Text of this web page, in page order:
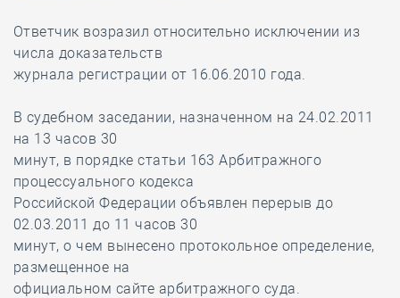
Ответчик возразил относительно исключении из
числа доказательств
журнала регистрации от 16.06.2010 года.
В судебном заседании, назначенном на 24.02.2011
на 13 часов 30
минут, в порядке статьи 163 Арбитражного
процессуального кодекса
Российской Федерации объявлен перерыв до
02.03.2011 до 11 часов 30
минут, о чем вынесено протокольное определение,
размещенное на
официальном сайте арбитражного суда.